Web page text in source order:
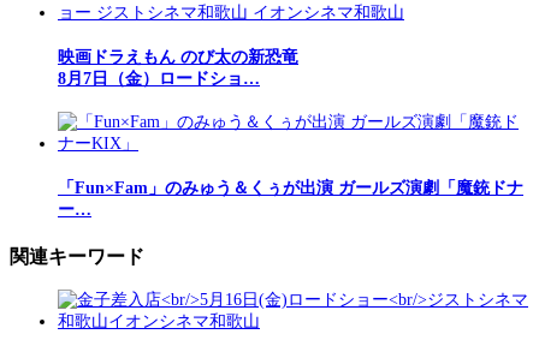
映画ドラえもん のび太の新恐竜
8月7日（金）ロードショ…
「Fun×Fam」のみゅう＆くぅが出演 ガールズ演劇「魔銃ドナ
ー…
関連キーワード